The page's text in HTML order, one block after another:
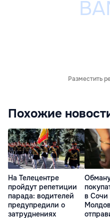
Разместить
Похожие
На Телецентре
пройдут репетиции
парада: водителей
предупредили о
затруднениях
в Сочи